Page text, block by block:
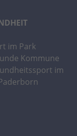
im Park
Kommune
im